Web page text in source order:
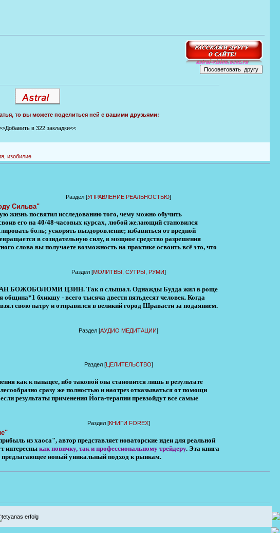
то вы можете поделиться ней с вашими друзьями:
в 322 закладки<<
изобилие
Раздел [УПРАВЛЕНИЕ РЕАЛЬНОСТЬЮ]
Сильва"
жизнь посвятил исследованию того, чему можно обучить
его на 40/48-часовых курсах, любой желающий становился
боль; ускорять выздоровление; избавиться от вредной
в созидательную силу, в мощное средство разрешения
слова вы получаете возможность на практике освоить всё это, что
Раздел [МОЛИТВЫ, СУТРЫ, РУМИ]
ЦЗИН. Так я слышал. Однажды Будда жил в роще
бхикшу - всего тысяча двести пятьдесят человек. Когда
свою патру и отправился в великий город Шравасти за подаянием.
Раздел [АУДИО МЕДИТАЦИИ]
Раздел [ЦЕЛИТЕЛЬСТВО]
как к панацее, ибо таковой она становится лишь в результате
сразу же полностью и наотрез отказываться от помощи
результаты применения Йога-терапии превзойдут все самые
Раздел [КНИГИ FOREX]
из хаоса", автор представляет новаторские идеи для реальной
интересны как новичку, так и профессиональному трейдеру. Эта книга
новый уникальный подход к рынкам.